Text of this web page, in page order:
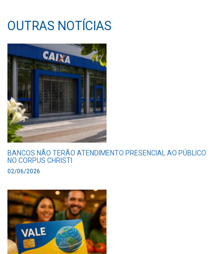
OUTRAS NOTÍCIAS
BANCOS NÃO TERÃO ATENDIMENTO PRESENCIAL AO PÚBLICO
NO CORPUS CHRISTI
02/06/2026